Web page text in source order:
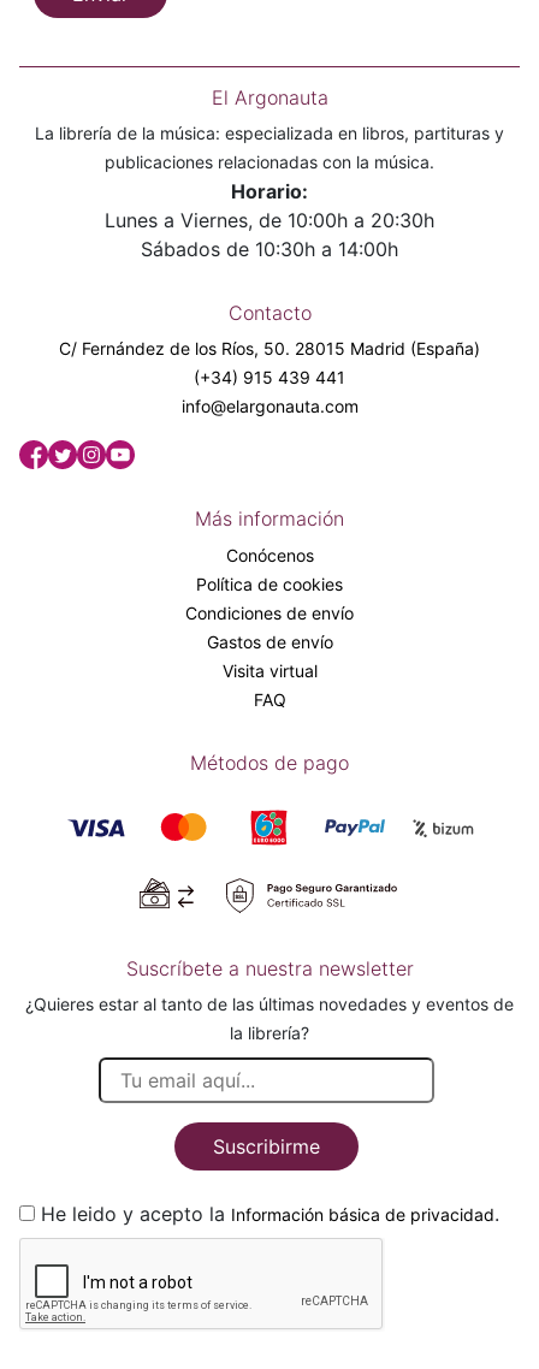
El Argonauta
La librería de la música: especializada en libros, partituras y
publicaciones relacionadas con la música.
Horario:
Lunes a Viernes, de 10:00h a 20:30h
Sábados de 10:30h a 14:00h
Contacto
C/ Fernández de los Ríos, 50. 28015 Madrid (España)
(+34) 915 439 441
info@elargonauta.com
Más información
Conócenos
Política de cookies
Condiciones de envío
Gastos de envío
Visita virtual
FAQ
Métodos de pago
Suscríbete a nuestra newsletter
¿Quieres estar al tanto de las últimas novedades y eventos de
la librería?
Suscribirme
He leido y acepto la Información básica de privacidad.